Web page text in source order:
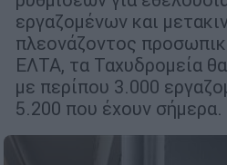
εργαζομένων και
πλεονάζοντος
ΕΛΤΑ, τα Ταχυδρομεία
με περίπου 3.000
5.200 που έχουν σήμερα.